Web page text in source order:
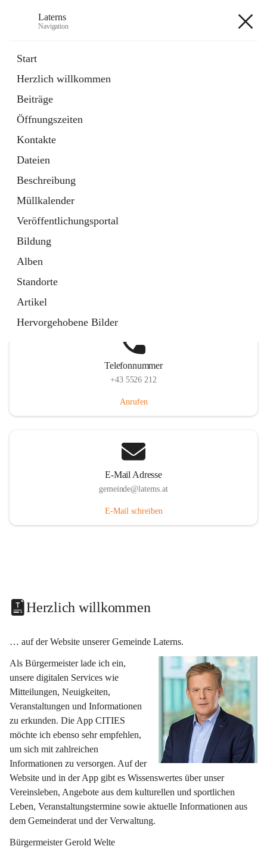
Laterns
Navigation
Start
Herzlich willkommen
Beiträge
Öffnungszeiten
Kontakte
Dateien
Beschreibung
Müllkalender
Veröffentlichungsportal
Bildung
Alben
Standorte
Artikel
Hervorgehobene Bilder
11 Schnellzugriffe
Soziales
1 Schnellzugriff
Telefonnummer
+43 5526 212
Anrufen
E-Mail Adresse
gemeinde@laterns.at
E-Mail schreiben
Herzlich willkommen
… auf der Website unserer Gemeinde Laterns.
Als Bürgermeister lade ich ein,
unsere digitalen Services wie
Mitteilungen, Neuigkeiten,
Veranstaltungen und Informationen
zu erkunden. Die App CITIES
möchte ich ebenso sehr empfehlen,
um sich mit zahlreichen
Informationen zu versorgen. Auf der
Website und in der App gibt es Wissenswertes über unser
Vereinsleben, Angebote aus dem kulturellen und sportlichen
Leben, Veranstaltungstermine sowie aktuelle Informationen aus
dem Gemeinderat und der Verwaltung.
Bürgermeister Gerold Welte